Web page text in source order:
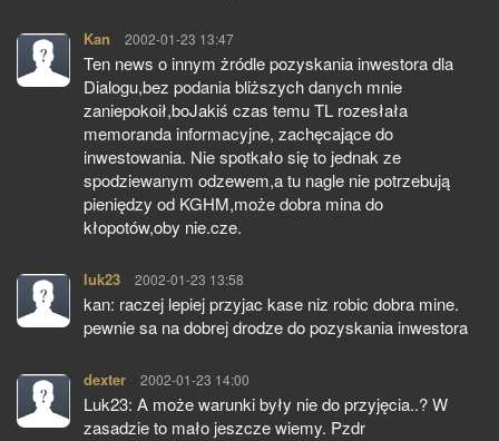
Kan pisze:
2002-01-23 13:47
Ten news o innym żródle pozyskania inwestora dla
Dialogu,bez podania bliższych danych mnie
zaniepokoił,boJakiś czas temu TL rozesłała
memoranda informacyjne, zachęcające do
inwestowania. Nie spotkało się to jednak ze
spodziewanym odzewem,a tu nagle nie potrzebują
pieniędzy od KGHM,może dobra mina do
kłopotów,oby nie.cze.
luk23 pisze:
2002-01-23 13:58
kan: raczej lepiej przyjac kase niz robic dobra mine.
pewnie sa na dobrej drodze do pozyskania inwestora
dexter pisze:
2002-01-23 14:00
Luk23: A może warunki były nie do przyjęcia..? W
zasadzie to mało jeszcze wiemy. Pzdr